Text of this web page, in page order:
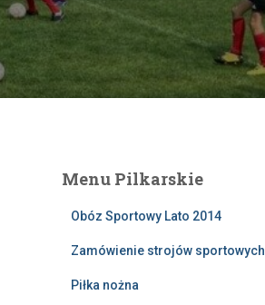
Menu Pilkarskie
Obóz Sportowy Lato 2014
Zamówienie strojów sportowych
Piłka nożna